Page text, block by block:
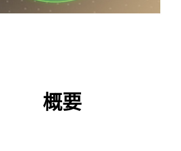
キャンペーン
概要